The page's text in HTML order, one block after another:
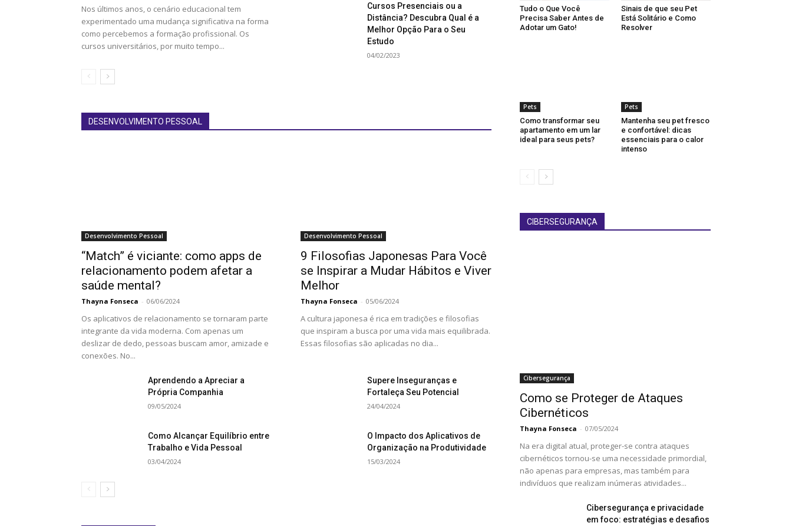
Nos últimos anos, o cenário educacional tem
experimentado uma mudança significativa na forma
como percebemos a formação profissional. Os
cursos universitários, por muito tempo...
Cursos Presenciais ou a
Distância? Descubra Qual é a
Melhor Opção Para o Seu
Estudo
04/02/2023
DESENVOLVIMENTO PESSOAL
Desenvolvimento Pessoal
“Match” é viciante: como apps de
relacionamento podem afetar a
saúde mental?
Thayna Fonseca - 06/06/2024
Os aplicativos de relacionamento se tornaram parte
integrante da vida moderna. Com apenas um
deslizar de dedo, pessoas buscam amor, amizade e
conexões. No...
Desenvolvimento Pessoal
9 Filosofias Japonesas Para Você
se Inspirar a Mudar Hábitos e Viver
Melhor
Thayna Fonseca - 05/06/2024
A cultura japonesa é rica em tradições e filosofias
que inspiram a busca por uma vida mais equilibrada.
Essas filosofias são aplicadas no dia...
Aprendendo a Apreciar a
Própria Companhia
09/05/2024
Supere Inseguranças e
Fortaleça Seu Potencial
24/04/2024
Como Alcançar Equilíbrio entre
Trabalho e Vida Pessoal
03/04/2024
O Impacto dos Aplicativos de
Organização na Produtividade
15/03/2024
Tudo o Que Você
Precisa Saber Antes de
Adotar um Gato!
Sinais de que seu Pet
Está Solitário e Como
Resolver
Pets
Como transformar seu
apartamento em um lar
ideal para seus pets?
Pets
Mantenha seu pet fresco
e confortável: dicas
essenciais para o calor
intenso
CIBERSEGURANÇA
Cibersegurança
Como se Proteger de Ataques
Cibernéticos
Thayna Fonseca - 07/05/2024
Na era digital atual, proteger-se contra ataques
cibernéticos tornou-se uma necessidade primordial,
não apenas para empresas, mas também para
indivíduos que realizam inúmeras atividades...
Cibersegurança e privacidade
em foco: estratégias e desafios